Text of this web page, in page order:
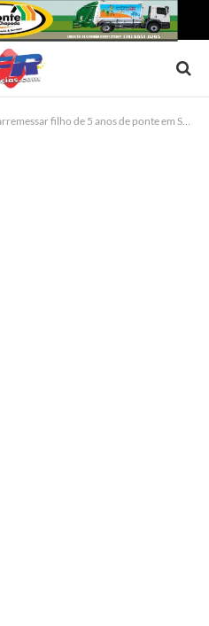
5 anos de ponte em São Gabriel, diz polícia; criança morreu